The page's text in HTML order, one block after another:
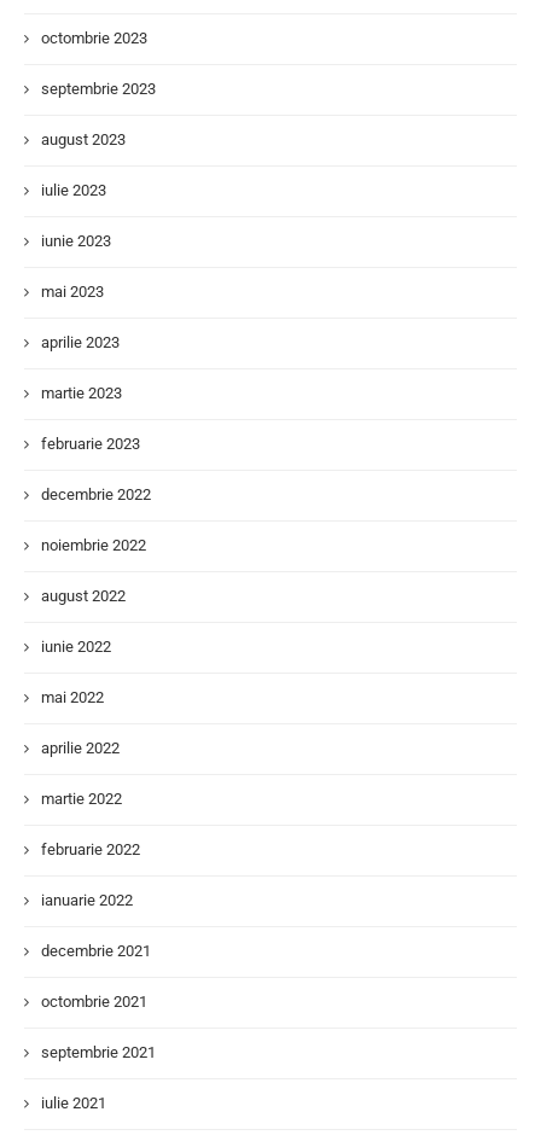
octombrie 2023
septembrie 2023
august 2023
iulie 2023
iunie 2023
mai 2023
aprilie 2023
martie 2023
februarie 2023
decembrie 2022
noiembrie 2022
august 2022
iunie 2022
mai 2022
aprilie 2022
martie 2022
februarie 2022
ianuarie 2022
decembrie 2021
octombrie 2021
septembrie 2021
iulie 2021